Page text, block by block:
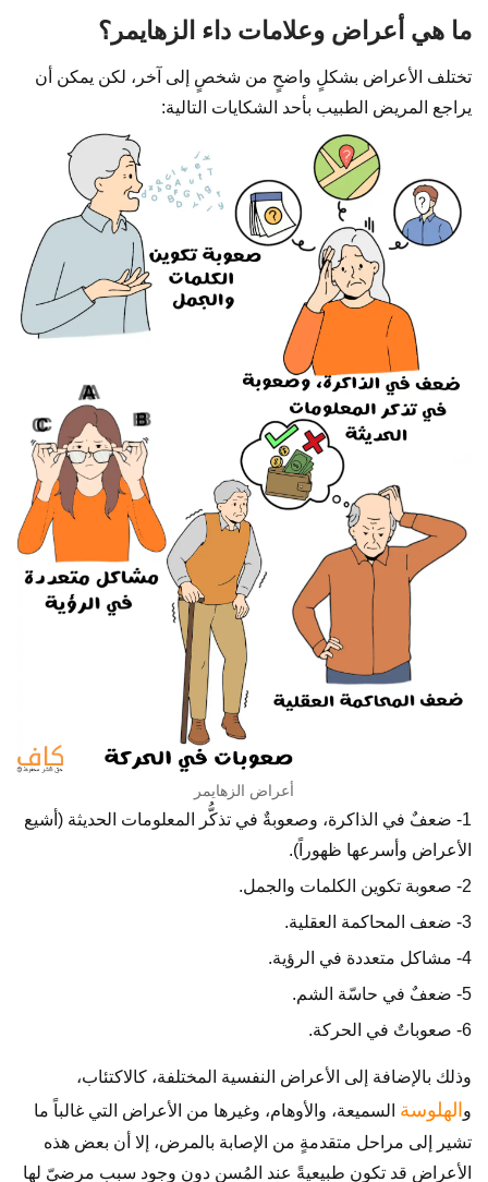
ما هي أعراض وعلامات داء الزهايمر؟
تختلف الأعراض بشكلٍ واضحٍ من شخصٍ إلى آخر، لكن يمكن أن
يراجع المريض الطبيب بأحد الشكايات التالية:
أعراض الزهايمر
1- ضعفٌ في الذاكرة، وصعوبةٌ في تذكُّر المعلومات الحديثة (أشيع
الأعراض وأسرعها ظهوراً).
2- صعوبة تكوين الكلمات والجمل.
3- ضعف المحاكمة العقلية.
4- مشاكل متعددة في الرؤية.
5- ضعفٌ في حاسّة الشم.
6- صعوباتٌ في الحركة.
وذلك بالإضافة إلى الأعراض النفسية المختلفة، كالاكتئاب،
والهلوسة السميعة، والأوهام، وغيرها من الأعراض التي غالباً ما
تشير إلى مراحل متقدمةٍ من الإصابة بالمرض، إلا أن بعض هذه
الأعراض قد تكون طبيعيةً عند المُسن دون وجود سببٍ مرضيّ لها